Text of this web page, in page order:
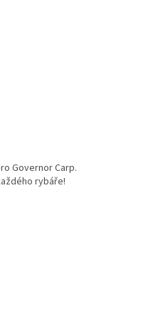
Governor Carp.
rybáře!